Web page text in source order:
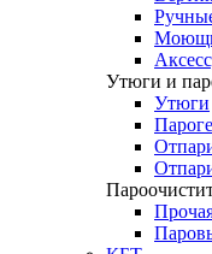
Утюги и
Утюги